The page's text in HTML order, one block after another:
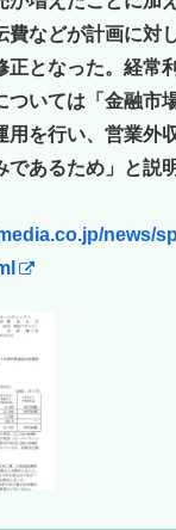
費などが計画に対
正となった。経常
ついては「金融市
用を行い、営業外
であるため」と説
news/